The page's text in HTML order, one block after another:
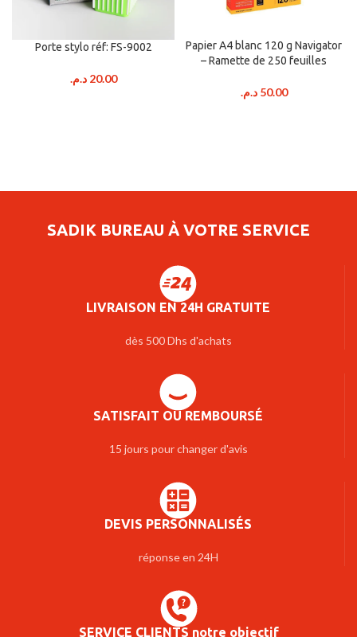
Porte stylo réf: FS-9002
20.00 د.م.
Papier A4 blanc 120 g Navigator
– Ramette de 250 feuilles
50.00 د.م.
SADIK BUREAU À VOTRE SERVICE
LIVRAISON EN 24H GRATUITE
dès 500 Dhs d'achats
SATISFAIT OU REMBOURSÉ
15 jours pour changer d'avis
DEVIS PERSONNALISÉS
réponse en 24H
SERVICE CLIENTS notre objectif